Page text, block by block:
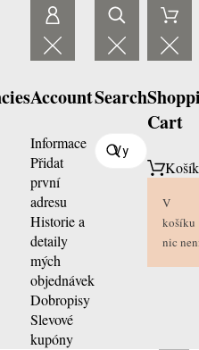
Account
Informace
Přidat
první
adresu
Historie a
detaily
mých
objednávek
Dobropisy
Slevové
kupóny
Search
Cart
Košík
V
košíku
nic